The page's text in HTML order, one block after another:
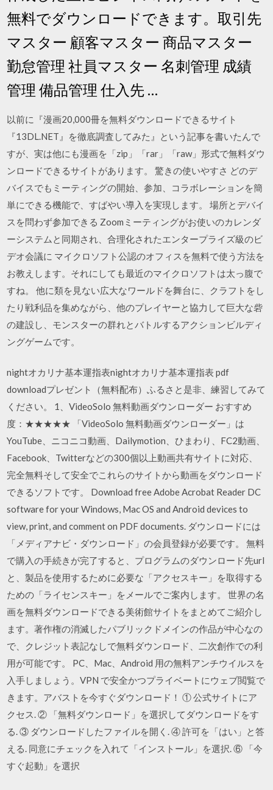
無料でダウンロードできます。取引先
マスター 顧客マスター 商品マスター
勤怠管理 社員マスター 名刺管理 成績
管理 備品管理 仕入先 …
以前に『漫画20,000冊を無料ダウンロードできるサイト
『13DL.NET』を徹底調査してみた』という記事を書いたんで
すが、実は他にも漫画を「zip」「rar」「raw」形式で無料ダウ
ンロードできるサイトがあります。 驚きの使いやすさ どのデ
バイスでもミーティングの開始、参加、コラボレーションを簡
単にできる機能で、すばやい導入を実現します。 場所とデバイ
スを問わず参加できる Zoomミーティングがお使いのカレンダ
ーシステムと同期され、合理化されたエンタープライズ級のビ
デオ会議に マイクロソフト公認のオフィスを無料で使う方法を
お教えします。それにしても最近のマイクロソフトは太っ腹で
すね。 他に類を見ない広大なワールドを舞台に、クラフトをし
たり戦利品を集めながら、他のプレイヤーと協力して巨大な砦
の建設し、モンスターの群れとバトルするアクションビルディ
ングゲームです。
nightオカリナ基本運指表nightオカリナ基本運指表 pdf
downloadプレゼント（無料配布）ふるさと是非、練習してみて
ください。 1、VideoSolo 無料動画ダウンローダー おすすめ
度：★★★★★ 「VideoSolo 無料動画ダウンローダー」は
YouTube、ニコニコ動画、Dailymotion、ひまわり、FC2動画、
Facebook、Twitterなどの300個以上動画共有サイトに対応、
完全無料そして安全でこれらのサイトから動画をダウンロード
できるソフトです。 Download free Adobe Acrobat Reader DC
software for your Windows, Mac OS and Android devices to
view, print, and comment on PDF documents. ダウンロードには
「メディアナビ・ダウンロード」の会員登録が必要です。 無料
で購入の手続きが完了すると、プログラムのダウンロード先url
と、製品を使用するために必要な「アクセスキー」を取得する
ための「ライセンスキー」をメールでご案内します。 世界の名
画を無料ダウンロードできる美術館サイトをまとめてご紹介し
ます。著作権の消滅したパブリックドメインの作品が中心なの
で、クレジット表記なしで無料ダウンロード、二次創作での利
用が可能です。 PC、Mac、Android 用の無料アンチウイルスを
入手しましょう。VPN で安全かつプライベートにウェブ閲覧で
きます。アバストを今すぐダウンロード！ ① 公式サイトにア
クセス. ② 「無料ダウンロード」を選択してダウンロードをす
る. ③ ダウンロードしたファイルを開く. ④ 許可を「はい」と答
える. 同意にチェックを入れて「インストール」を選択. ⑥ 「今
すぐ起動」を選択